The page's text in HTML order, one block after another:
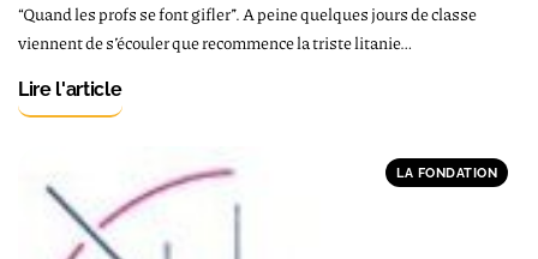
“Quand les profs se font gifler”. A peine quelques jours de classe
viennent de s’écouler que recommence la triste litanie…
Lire l'article
LA FONDATION